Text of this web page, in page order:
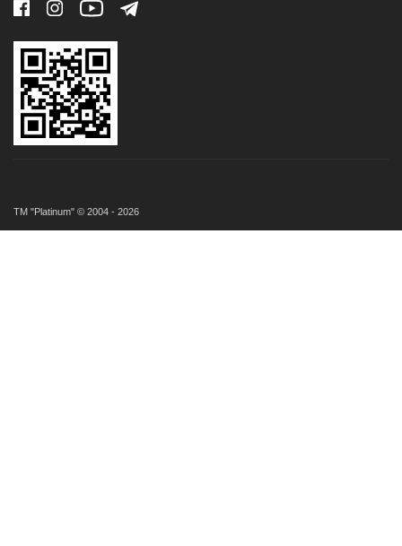
ТМ "Platinum" © 2004 - 2026